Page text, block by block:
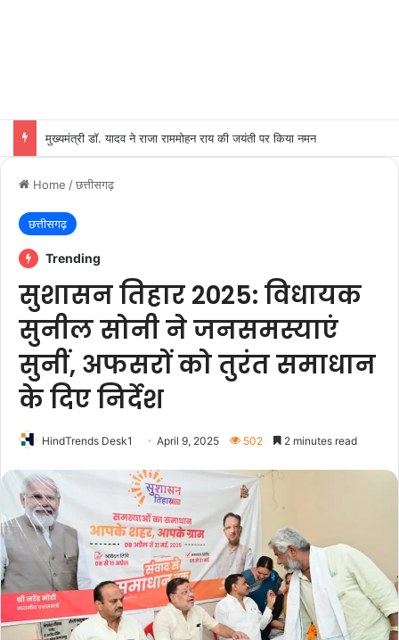
मुख्यमंत्री डॉ. यादव ने राजा राममोहन राय की जयंती पर किया नमन
Home /छत्तीसगढ़
छत्तीसगढ़
Trending
सुशासन तिहार 2025: विधायक
सुनील सोनी ने जनसमस्याएं
सुनीं, अफसरों को तुरंत समाधान
के दिए निर्देश
HindTrends Desk1 April 9, 2025 502 2 minutes read